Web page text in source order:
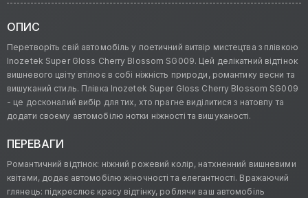
ОПИС
Перетворіть свій автомобіль у поетичний витвір мистецтва з плівкою
Inozetek Super Gloss Cherry Blossom SG009. Цей делікатний відтінок
вишневого цвіту втілює в собі ніжність природи, романтику весни та
вишуканий стиль. Плівка Inozetek Super Gloss Cherry Blossom SG009
- це досконалий вибір для тих, хто прагне виділитися з натовпу та
додати своєму автомобілю нотки ніжності та вишуканості.
ПЕРЕВАГИ
Романтичний відтінок: ніжний рожевий колір, натхненний вишневими
квітами, додає автомобілю жіночності та елегантності. Вражаючий
глянець: підкреслює красу відтінку, роблячи ваш автомобіль